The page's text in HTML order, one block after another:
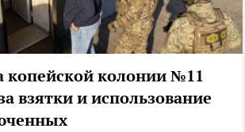
копейской колонии №11
взятки и использование